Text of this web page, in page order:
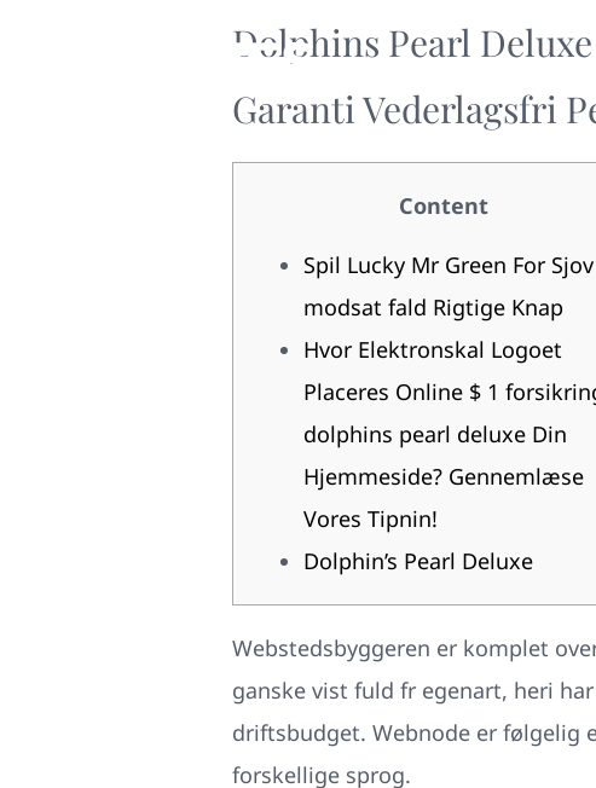
Dolphins Pearl
Garanti Vederlagsfri
Content
Spil Lucky Mr Green For
modsat fald Rigtige Knap
Hvor Elektronskal Logoet
Placeres Online $ 1
dolphins pearl deluxe Din
Hjemmeside? Gennemlæse
Vores Tipnin!
Dolphin’s Pearl Deluxe
Webstedsbyggeren er komplet
ganske vist fuld fr egenart, heri
driftsbudget. Webnode er følgelig
forskellige sprog.